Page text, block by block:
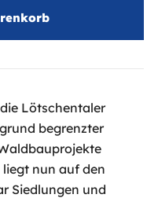
Lötschentaler
begrenzter
nun auf den
Siedlungen und